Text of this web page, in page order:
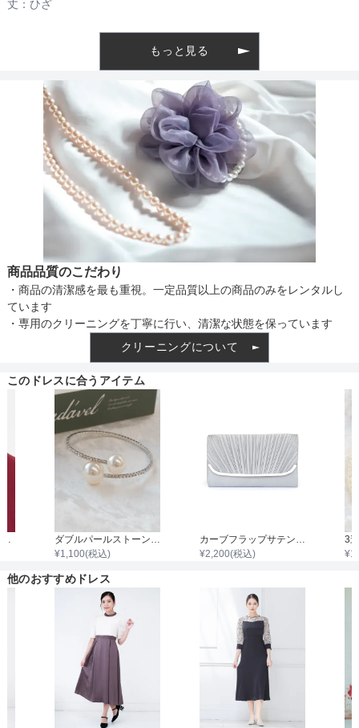
丈： ひざ
もっと見る
商品品質のこだわり
・商品の清潔感を最も重視。一定品質以上の商品のみをレンタルし
ています
・専用のクリーニングを丁寧に行い、清潔な状態を保っています
クリーニングについて
このドレスに合うアイテム
¥1,100(税込)
¥2,200(税込) ¥
他のおすすめドレス